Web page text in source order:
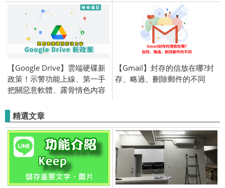
【Google Drive】雲端硬碟新
政策！示警功能上線、第一手
把關惡意軟體、露骨情色內容
【Gmail】封存的信放在哪?封
存、略過、刪除郵件的不同
精選文章